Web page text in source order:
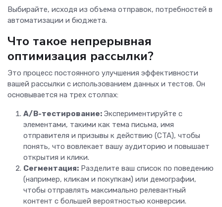
Выбирайте, исходя из объема отправок, потребностей в
автоматизации и бюджета.
Что такое непрерывная
оптимизация рассылки?
Это процесс постоянного улучшения эффективности
вашей рассылки с использованием данных и тестов. Он
основывается на трех столпах:
A/B-тестирование: Экспериментируйте с
элементами, такими как тема письма, имя
отправителя и призывы к действию (CTA), чтобы
понять, что вовлекает вашу аудиторию и повышает
открытия и клики.
Сегментация: Разделите ваш список по поведению
(например, кликам и покупкам) или демографии,
чтобы отправлять максимально релевантный
контент с большей вероятностью конверсии.